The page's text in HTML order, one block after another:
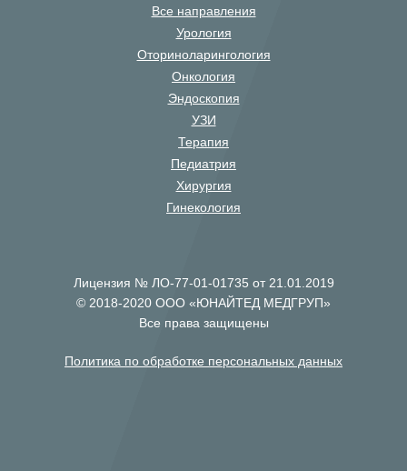
Все направления
Урология
Оториноларингология
Онкология
Эндоскопия
УЗИ
Терапия
Педиатрия
Хирургия
Гинекология
Лицензия № ЛО-77-01-01735 от 21.01.2019
© 2018-2020 ООО «ЮНАЙТЕД МЕДГРУП»
Все права защищены
Политика по обработке персональных данных